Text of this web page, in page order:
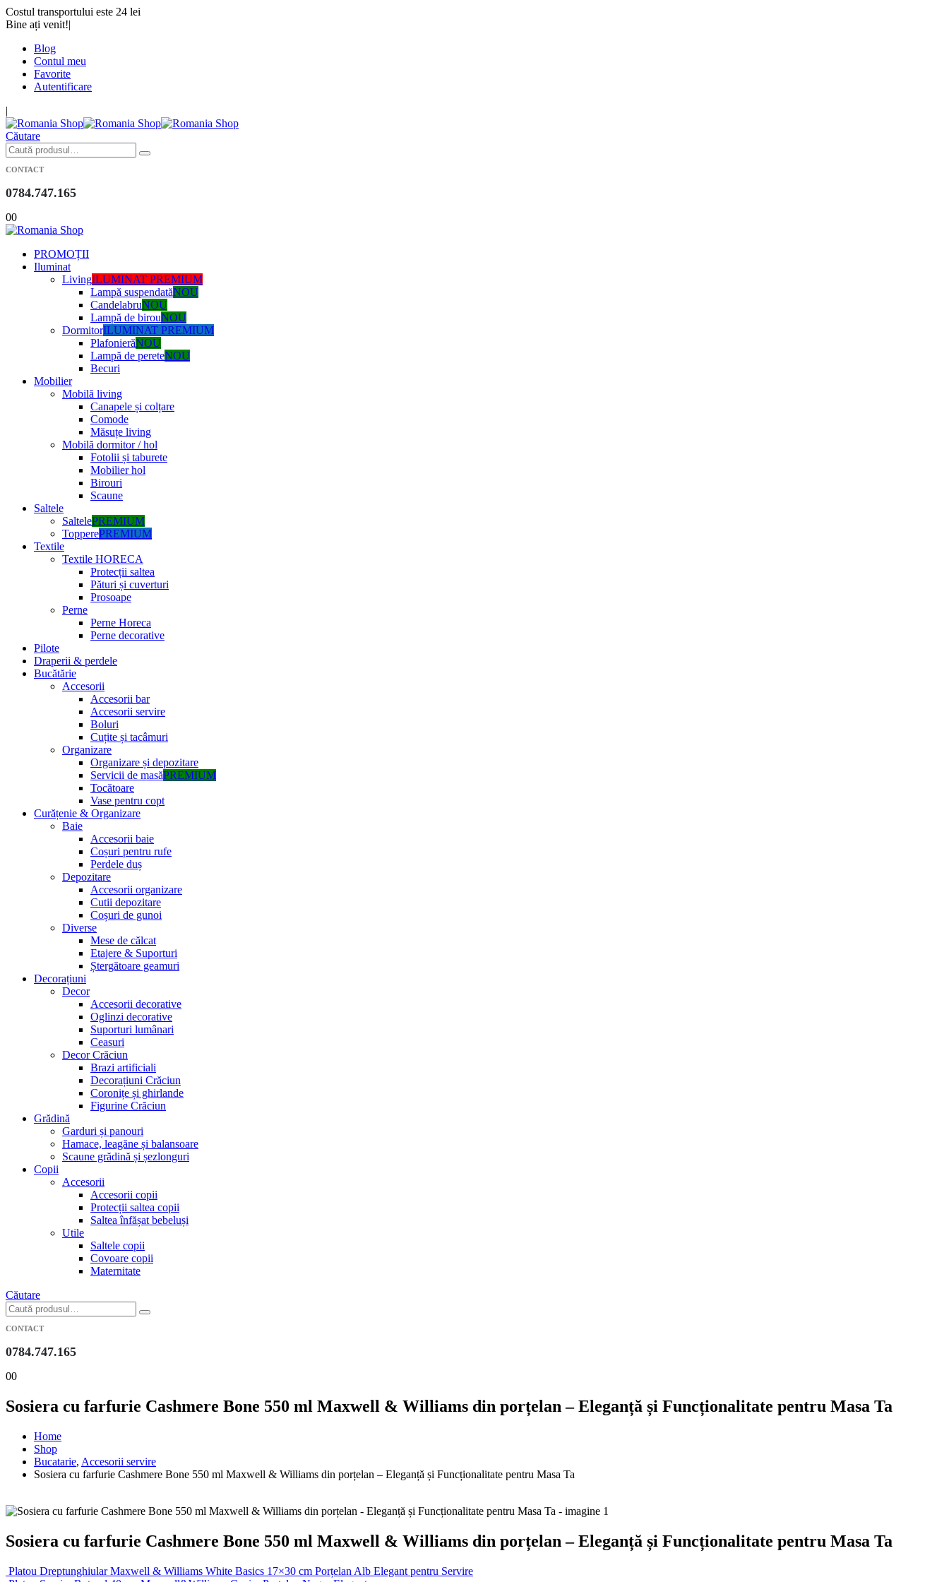
Costul transportului este 24 lei
Bine ați venit!|
Blog
Contul meu
Favorite
Autentificare
|
Căutare
CONTACT
0784.747.165
00
PROMOȚII
Iluminat
LivingILUMINAT PREMIUM
Lampă suspendatăNOU
CandelabruNOU
Lampă de birouNOU
DormitorILUMINAT PREMIUM
PlafonierăNOU
Lampă de pereteNOU
Becuri
Mobilier
Mobilă living
Canapele și colțare
Comode
Măsuțe living
Mobilă dormitor / hol
Fotolii și taburete
Mobilier hol
Birouri
Scaune
Saltele
SaltelePREMIUM
TopperePREMIUM
Textile
Textile HORECA
Protecții saltea
Pături și cuverturi
Prosoape
Perne
Perne Horeca
Perne decorative
Pilote
Draperii & perdele
Bucătărie
Accesorii
Accesorii bar
Accesorii servire
Boluri
Cuțite și tacâmuri
Organizare
Organizare și depozitare
Servicii de masăPREMIUM
Tocătoare
Vase pentru copt
Curățenie & Organizare
Baie
Accesorii baie
Coșuri pentru rufe
Perdele duș
Depozitare
Accesorii organizare
Cutii depozitare
Coșuri de gunoi
Diverse
Mese de călcat
Etajere & Suporturi
Ștergătoare geamuri
Decorațiuni
Decor
Accesorii decorative
Oglinzi decorative
Suporturi lumânari
Ceasuri
Decor Crăciun
Brazi artificiali
Decorațiuni Crăciun
Coronițe și ghirlande
Figurine Crăciun
Grădină
Garduri și panouri
Hamace, leagăne și balansoare
Scaune grădină și șezlonguri
Copii
Accesorii
Accesorii copii
Protecții saltea copii
Saltea înfășat bebeluși
Utile
Saltele copii
Covoare copii
Maternitate
Căutare
CONTACT
0784.747.165
00
Sosiera cu farfurie Cashmere Bone 550 ml Maxwell & Williams din porțelan – Eleganță și Funcționalitate pentru Masa Ta
Home
Shop
Bucatarie, Accesorii servire
Sosiera cu farfurie Cashmere Bone 550 ml Maxwell & Williams din porțelan – Eleganță și Funcționalitate pentru Masa Ta
Sosiera cu farfurie Cashmere Bone 550 ml Maxwell & Williams din porțelan – Eleganță și Funcționalitate pentru Masa Ta
Platou Dreptunghiular Maxwell & Williams White Basics 17×30 cm Porțelan Alb Elegant pentru Servire